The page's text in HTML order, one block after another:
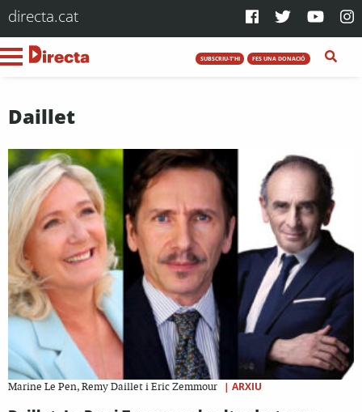
directa.cat
SUBSCRIU-T'HI FES UNA DONACIÓ
Daillet
Marine Le Pen, Remy Daillet i Eric Zemmour | ARXIU